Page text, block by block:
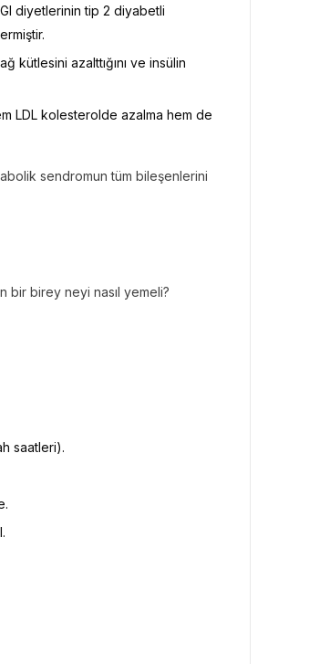
diyetlerinin tip 2 diyabetli
azalttığını ve insülin
LDL kolesterolde azalma hem de
sendromun tüm bileşenlerini
bir birey neyi nasıl yemeli?
saatleri).